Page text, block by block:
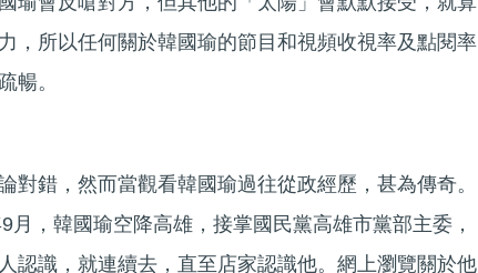
，所以任何關於韓國瑜的節目和視頻收視率及點閱率
暢。
對錯，然而當觀看韓國瑜過往從政經歷，甚為傳奇。
，韓國瑜空降高雄，接掌國民黨高雄市黨部主委，
認識，就連續去，直至店家認識他。網上瀏覽關於他